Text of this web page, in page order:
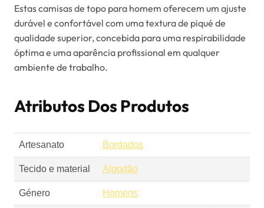
Estas camisas de topo para homem oferecem um ajuste
durável e confortável com uma textura de piqué de
qualidade superior, concebida para uma respirabilidade
óptima e uma aparência profissional em qualquer
ambiente de trabalho.
Atributos Dos Produtos
Artesanato Bordados
Tecido e material Algodão
Género Homens